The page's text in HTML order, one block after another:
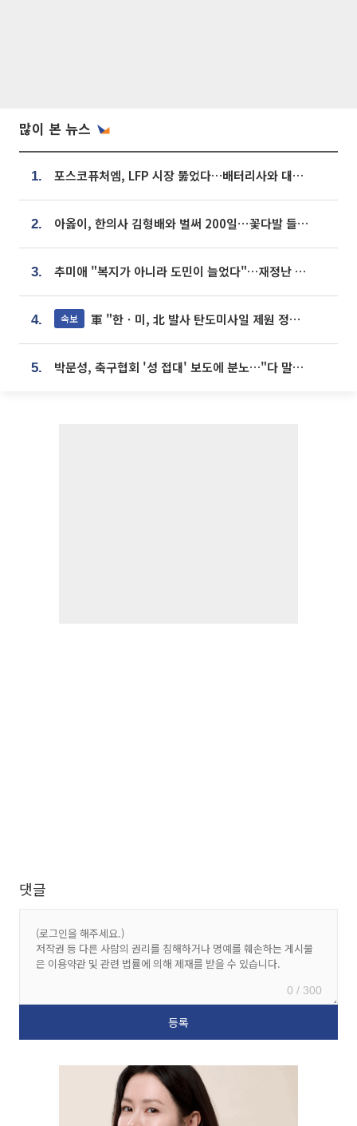
많이 본 뉴스
1. 포스코퓨처엠, LFP 시장 뚫었다…배터리사와 대규모 장기 공급 합의
2. 아옳이, 한의사 김형배와 벌써 200일⋯꽃다발 들고 "프러포즈 아냐"
3. 추미애 "복지가 아니라 도민이 늘었다"…재정난 책임론 정면돌파
4. 속보 軍 "한ㆍ미, 北 발사 탄도미사일 제원 정밀분석 중"
5. 박문성, 축구협회 '성 접대' 보도에 분노…"다 말아먹으려고 작정했나"
댓글
0 / 300